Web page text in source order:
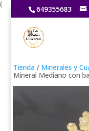
(
649355683
Tienda / Minerales y
Mineral Mediano con